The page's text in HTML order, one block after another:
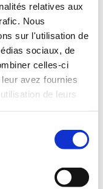
relatives aux
Nous
sur l'utilisation de
sociaux, de
celles-ci
avez fournies
de leurs